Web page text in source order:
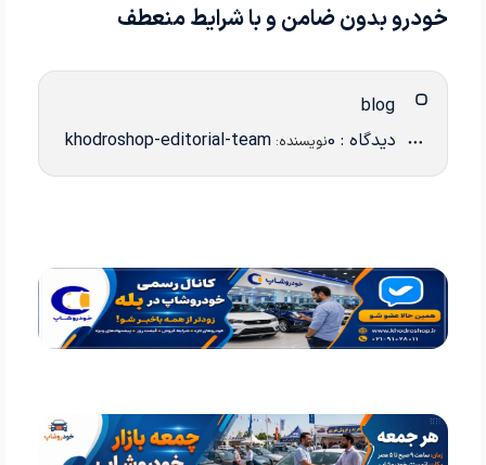
خودرو بدون ضامن و با شرایط منعطف
دیدگاه : 0 نویسنده: khodroshop-editorial-team